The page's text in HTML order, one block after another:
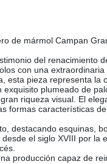
de mármol Campan
del
con una
pieza representa
plumeado de
riqueza visual. El
características
destacando esquinas,
el siglo XVIII por
producción capaz de